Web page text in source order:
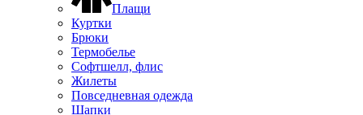
Плащи
Куртки
Брюки
Термобелье
Софтшелл, флис
Жилеты
Повседневная одежда
Шапки